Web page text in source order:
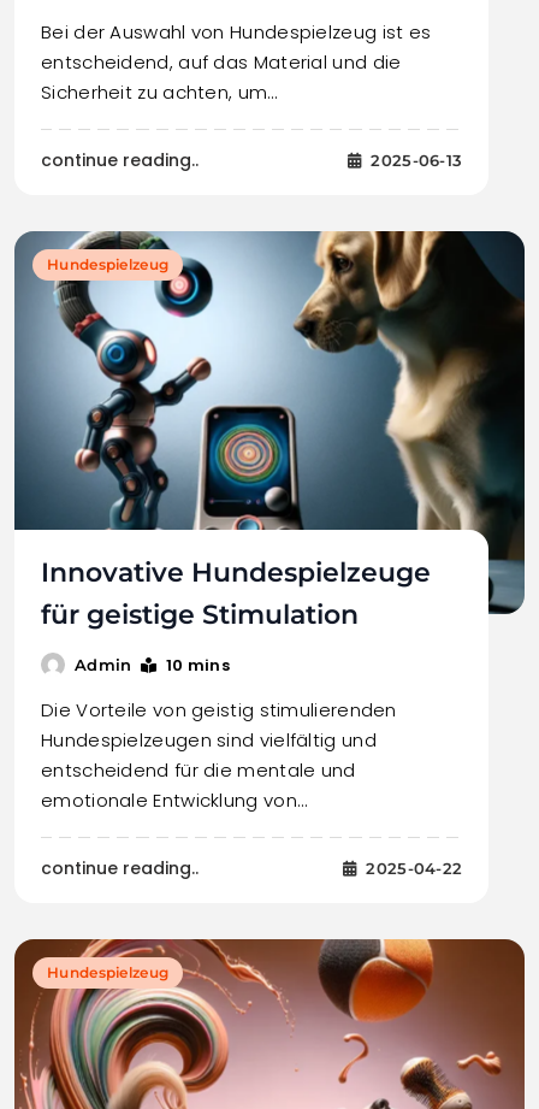
Bei der Auswahl von Hundespielzeug ist es
entscheidend, auf das Material und die
Sicherheit zu achten, um…
continue reading.. 2025-06-13
Hundespielzeug
Innovative Hundespielzeuge
für geistige Stimulation
Admin 10 mins
Die Vorteile von geistig stimulierenden
Hundespielzeugen sind vielfältig und
entscheidend für die mentale und
emotionale Entwicklung von…
continue reading.. 2025-04-22
Hundespielzeug